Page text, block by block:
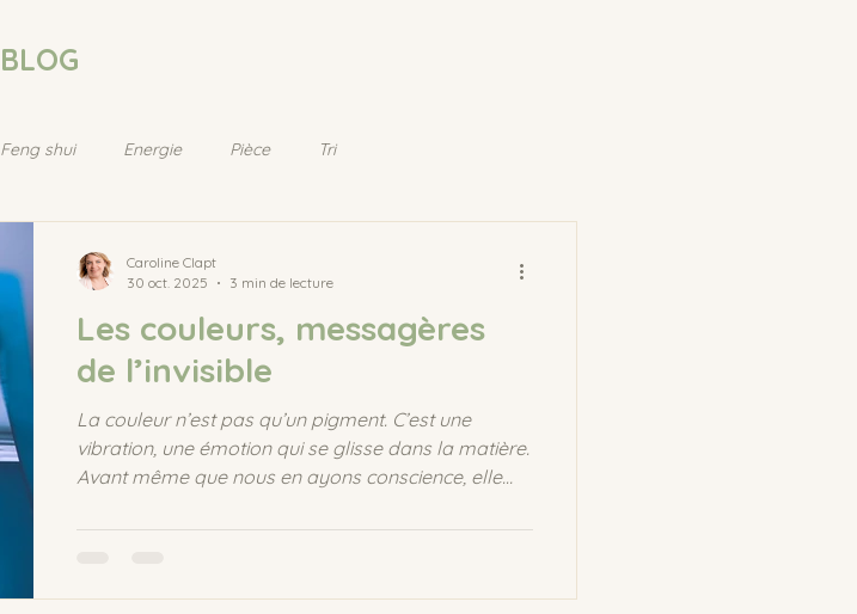
BLOG
Feng shui Energie Pièce Tri
Les couleurs, messagères
de l’invisible
La couleur n’est pas qu’un pigment. C’est une
vibration, une émotion qui se glisse dans la matière.
Avant même que nous en ayons conscience, elle
apaise des tensions. Chaque teinte est une
Caroline Clapt
30 oct. 2025
3 min de lecture